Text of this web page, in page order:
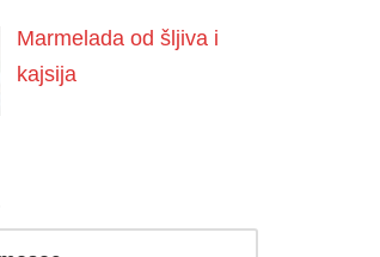
Marmelada od šljiva i
kajsija